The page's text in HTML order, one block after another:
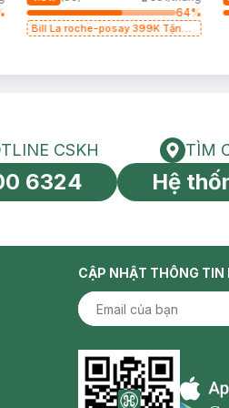
64%
Bill La roche-posay 399K Tặng
toàn cầu
HOTLINE CSKH
CSKH
6324
TÌM
Hệ
CẬP NHẬT THÔNG TIN